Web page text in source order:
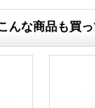
んな商品も買